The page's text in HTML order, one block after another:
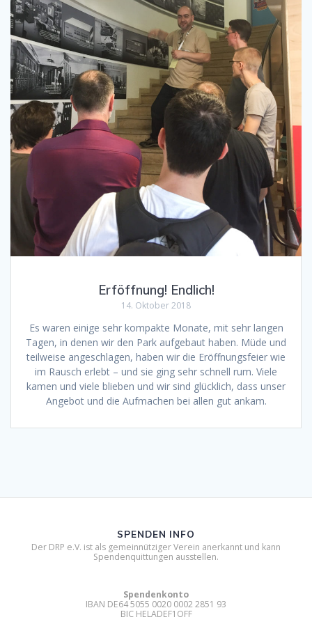
Erföffnung! Endlich!
14. Oktober 2018
Es waren einige sehr kompakte Monate, mit sehr langen
Tagen, in denen wir den Park aufgebaut haben. Müde und
teilweise angeschlagen, haben wir die Eröffnungsfeier wie
im Rausch erlebt – und sie ging sehr schnell rum. Viele
kamen und viele blieben und wir sind glücklich, dass unser
Angebot und die Aufmachen bei allen gut ankam.
SPENDEN INFO
Der DRP e.V. ist als gemeinnütziger Verein anerkannt und kann
Spendenquittungen ausstellen.
Spendenkonto
IBAN DE64 5055 0020 0002 2851 93
BIC HELADEF1OFF